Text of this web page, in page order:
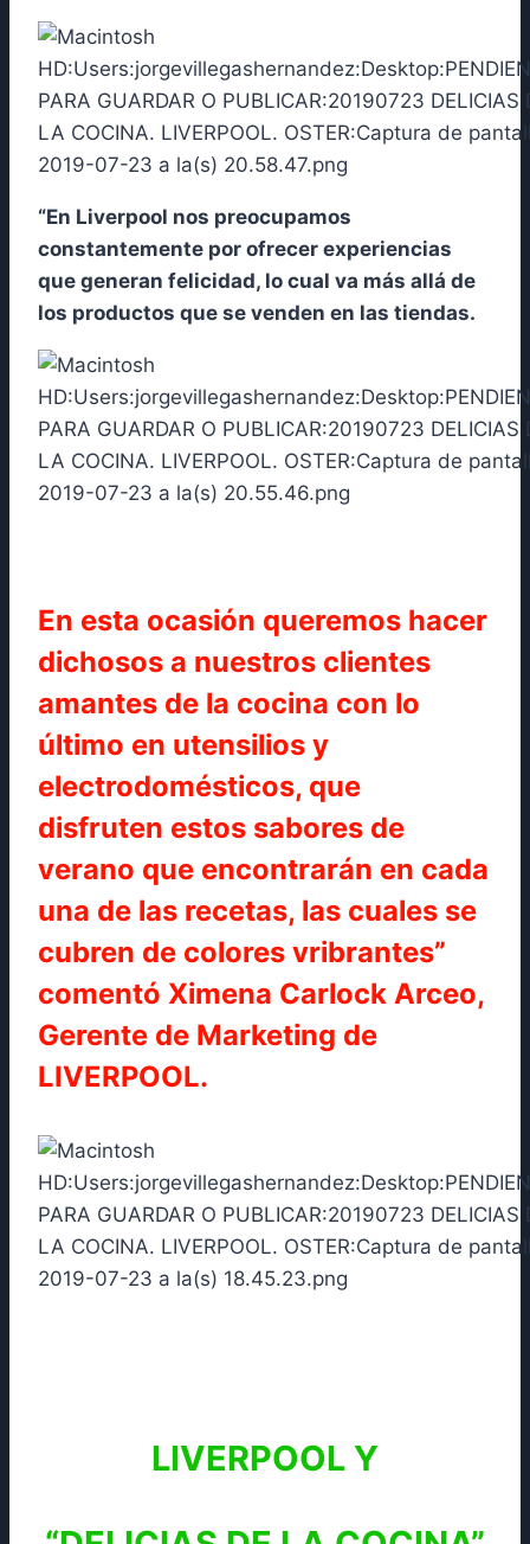
“En Liverpool nos preocupamos
constantemente por ofrecer experiencias
que generan felicidad, lo cual va más allá de
los productos que se venden en las tiendas.
En esta ocasión queremos hacer
dichosos a nuestros clientes
amantes de la cocina con lo
último en utensilios y
electrodomésticos, que
disfruten estos sabores de
verano que encontrarán en cada
una de las recetas, las cuales se
cubren de colores vribrantes”
comentó Ximena Carlock Arceo,
Gerente de Marketing de
LIVERPOOL.
LIVERPOOL Y